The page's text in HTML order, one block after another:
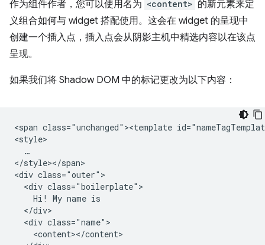
作为组件作者，您可以使用名为 <content> 的新元素来定
义组合如何与 widget 搭配使用。这会在 widget 的呈现中
创建一个插入点，插入点会从阴影主机中精选内容以在该点
呈现。
如果我们将 Shadow DOM 中的标记更改为以下内容：
<span class="unchanged"><template
<style>
  …
</style></span>
<div class="outer">
  <div class="boilerplate">
    Hi! My name is
  </div>
  <div class="name">
    <content></content>